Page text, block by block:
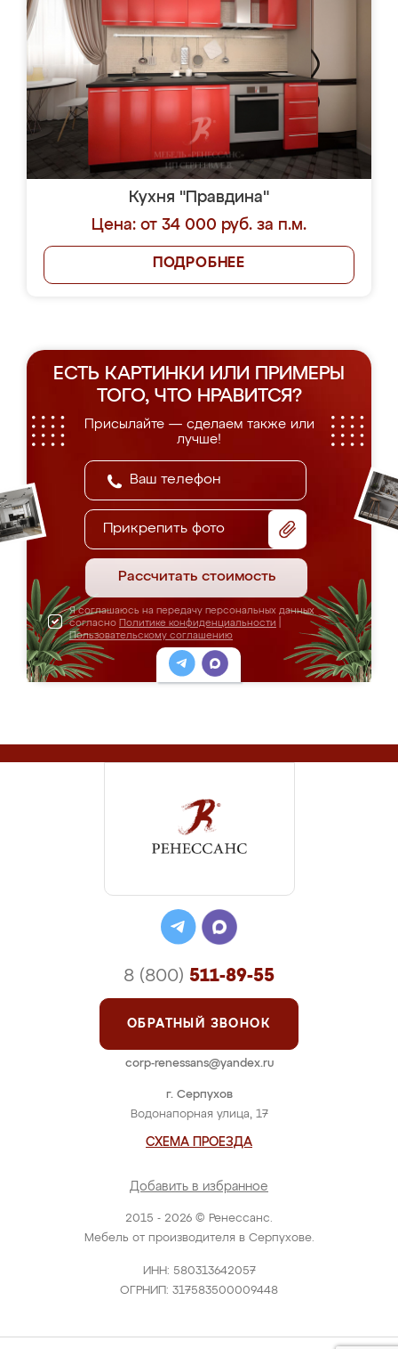
Кухня "Правдина"
Цена: от 34 000 руб. за п.м.
ПОДРОБНЕЕ
ЕСТЬ КАРТИНКИ ИЛИ ПРИМЕРЫ
ТОГО, ЧТО НРАВИТСЯ?
Присылайте — сделаем также или
лучше!
Прикрепить фото
Рассчитать стоимость
Я соглашаюсь на передачу персональных данных
согласно Политике конфиденциальности
Пользовательскому соглашению
2015 - 2026 © Ренессанс.
Мебель от производителя в Серпухове.
ИНН: 580313642057
ОГРНИП: 317583500009448
г. Серпухов
Водонапорная улица, 17
СХЕМА ПРОЕЗДА
Добавить в избранное
8 (800) 511-89-55
ОБРАТНЫЙ ЗВОНОК
corp-renessans@yandex.ru